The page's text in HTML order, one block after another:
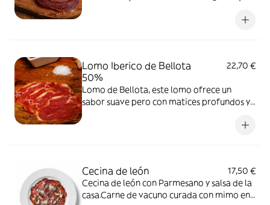
excepcionales. La pieza más exclusiva de la
Lomo Iberico de Bellota
50%
22,70 €
Lomo de Bellota, este lomo ofrece un
sabor suave pero con matices profundos y
Cecina de león
17,50 €
Cecina de león con Parmesano y salsa de la
casa.Carne de vacuno curada con mimo en